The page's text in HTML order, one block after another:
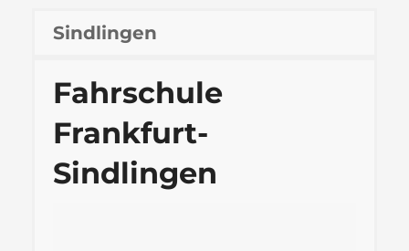
Sindlingen
Fahrschule
Frankfurt-
Sindlingen